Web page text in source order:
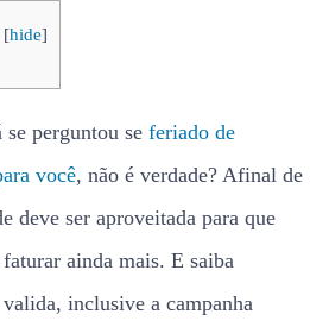
[hide]
perguntou se feriado de
você, não é verdade? Afinal de
deve ser aproveitada para que
ainda mais. E saiba
inclusive a campanha